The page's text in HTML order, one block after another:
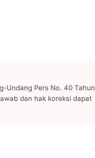
Undang Pers No. 40 Tahun
dan hak koreksi dapat